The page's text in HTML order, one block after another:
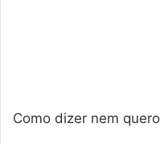
Como dizer nem